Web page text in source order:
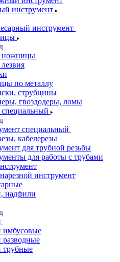
инструмент
инструмент
по металлу
струбцины
гвоздодеры, ломы
специальный
кабелерезы
для трубной резьбы
для работы с трубами
инструмент
надфили